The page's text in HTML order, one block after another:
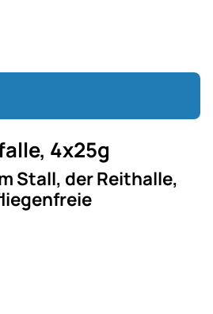
4x25g
Stall, der Reithalle,